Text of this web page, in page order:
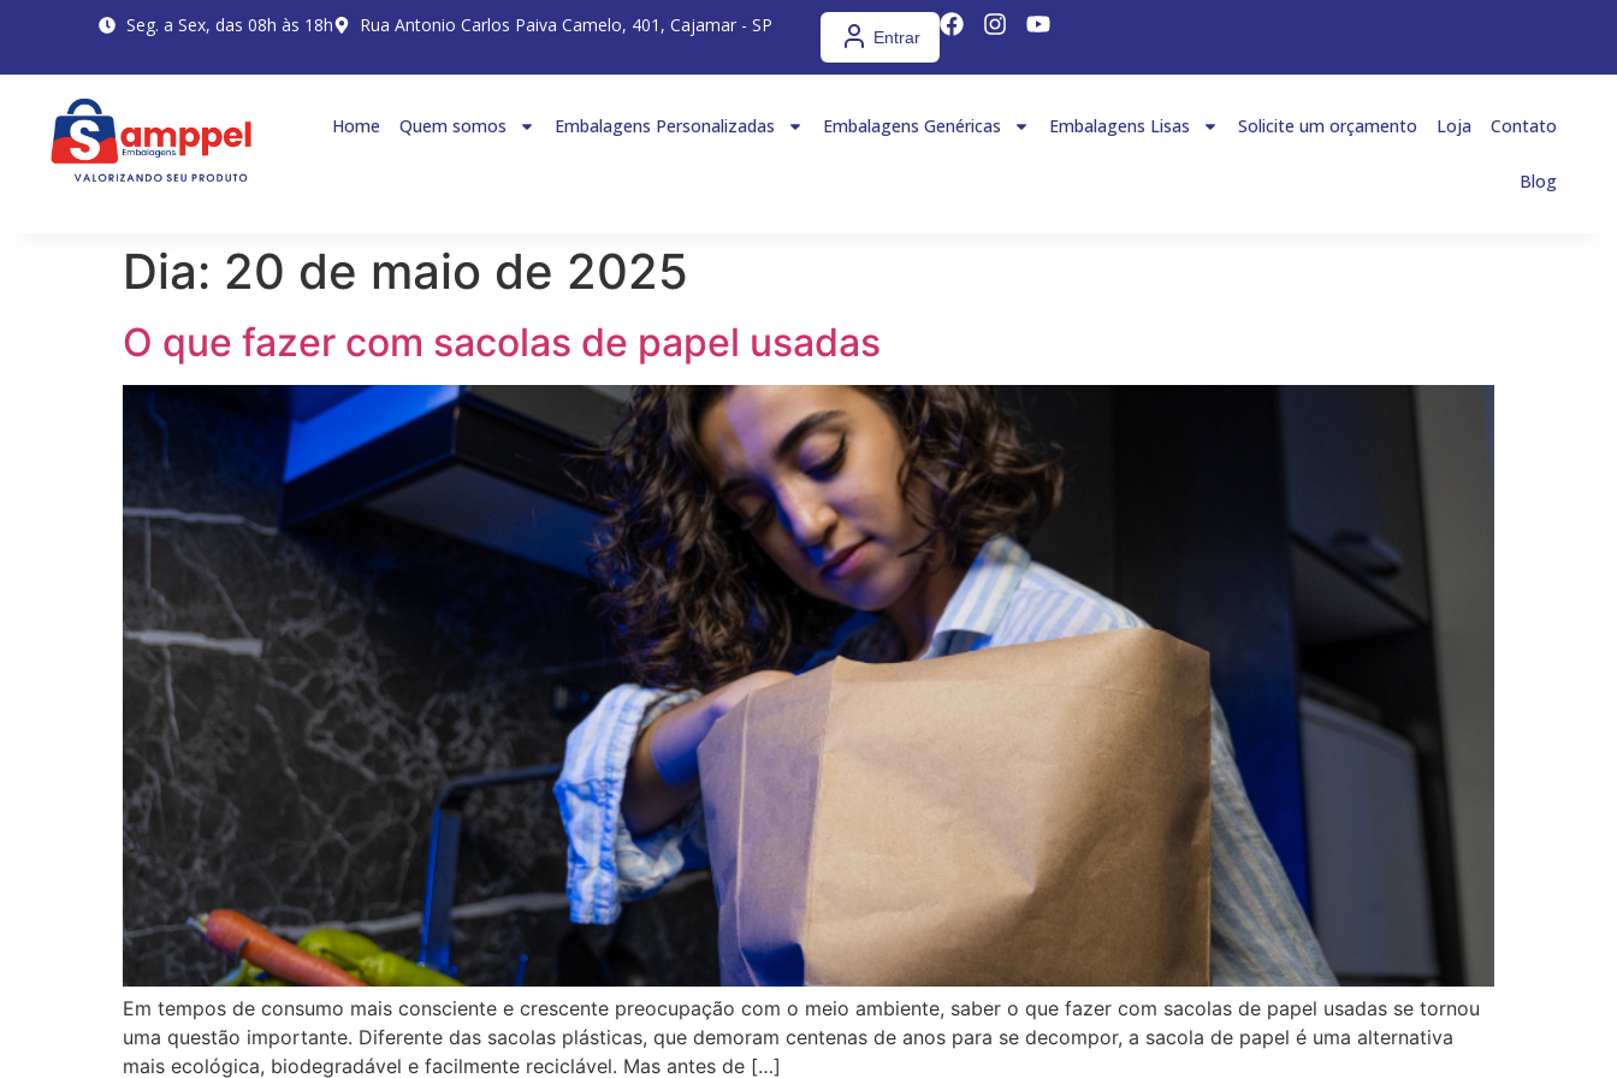
Seg. a Sex, das 08h às 18h Rua Antonio Carlos Paiva Camelo, 401, Cajamar - SP
Entrar
Home Quem somos Embalagens Personalizadas Embalagens Genéricas Embalagens Lisas Solicite um orçamento Loja Contato
Blog
Dia: 20 de maio de 2025
O que fazer com sacolas de papel usadas
Em tempos de consumo mais consciente e crescente preocupação com o meio ambiente, saber o que fazer com sacolas de papel usadas se tornou
uma questão importante. Diferente das sacolas plásticas, que demoram centenas de anos para se decompor, a sacola de papel é uma alternativa
mais ecológica, biodegradável e facilmente reciclável. Mas antes de […]